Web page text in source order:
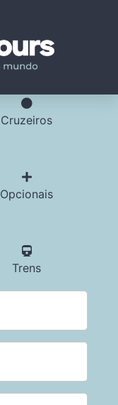
Cruzeiros
Opcionais
Trens